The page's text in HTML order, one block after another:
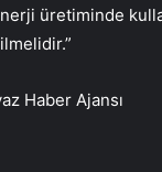
üretiminde
Haber Ajansı